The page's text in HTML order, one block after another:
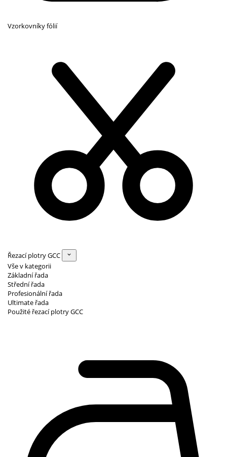
Vzorkovníky fólií
Řezací plotry GCC
Vše v kategorii
Základní řada
Střední řada
Profesionální řada
Ultimate řada
Použité řezací plotry GCC